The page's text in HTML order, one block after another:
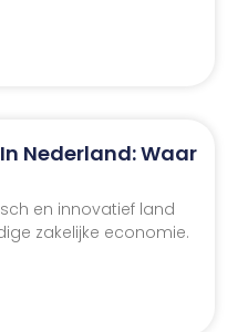
Nederland: Waar
en innovatief land
zakelijke economie.